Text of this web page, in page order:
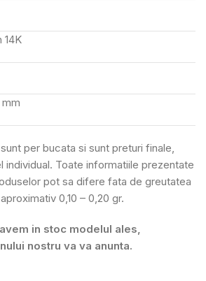
14K
mm
per bucata si sunt preturi finale,
individual. Toate informatiile prezentate
pot sa difere fata de greutatea
0,10 – 0,20 gr.
in stoc modelul ales,
nostru va va anunta.